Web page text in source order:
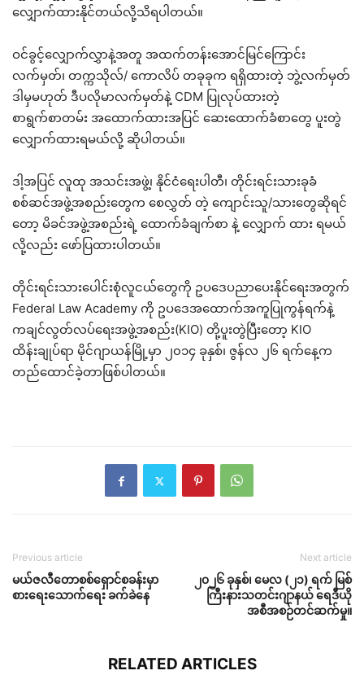
လျှောက်ထားနိုင်တယ်လို့သိရပါတယ်။
ဝင်ခွင့်လျှောက်လွှာနဲ့အတူ အထက်တန်းအောင်မြင်ကြောင်း
လက်မှတ်၊ တက္ကသိုလ်/ ကောလိပ် တခုခုက ရရှိထားတဲ့ ဘွဲ့လက်မှတ်
ဒါမှမဟုတ် ဒီပလိုမာလက်မှတ်နဲ့ CDM ပြုလုပ်ထားတဲ့
စာရွက်စာတမ်း အထောက်ထားအပြင် ဆေးထောက်ခံစာတွေ ပူးတွဲ
လျှောက်ထားရမယ်လို့ ဆိုပါတယ်။
ဒါ့အပြင် လူထု အသင်းအဖွဲ့၊ နိုင်ငံရေးပါတီ၊ တိုင်းရင်းသားခုခံ
စစ်ဆင်အဖွဲ့အစည်းတွေက စေလွှတ် တဲ့ ကျောင်းသူ/သားတွေဆိုရင်
တော့ မိခင်အဖွဲ့အစည်းရဲ့ ထောက်ခံချက်စာ နဲ့ လျှောက် ထား ရမယ်
လို့လည်း ဖော်ပြထားပါတယ်။
တိုင်းရင်းသားပေါင်းစုံလူငယ်တွေကို ဥပဒေပညာပေးနိုင်ရေးအတွက်
Federal Law Academy ကို ဥပဒေအထောက်အကူပြုကွန်ရက်နဲ့
ကချင်လွတ်လပ်ရေးအဖွဲ့အစည်း(KIO) တို့ပူးတွဲပြီးတော့ KIO
ထိန်းချုပ်ရာ မိုင်ဂျာယန်မြို့မှာ ၂၀၁၄ ခုနှစ်၊ ဇွန်လ ၂၆ ရက်နေ့က
တည်ထောင်ခဲ့တာဖြစ်ပါတယ်။
Previous article
မယ်ဇလီတောစစ်ရှောင်စခန်းမှာ
စားရေးသောက်ရေး ခက်ခဲနေ
Next article
၂၀၂၆ ခုနှစ်၊ မေလ (၂၁) ရက် မြစ်
ကြီးနားသတင်းဂျာနယ် ရေဒီယို
အစီအစဉ်တင်ဆက်မှု။
RELATED ARTICLES